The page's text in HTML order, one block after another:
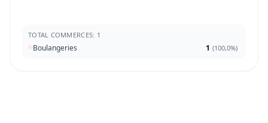
TOTAL COMMERCES: 1
Boulangeries 1 (100,0%)